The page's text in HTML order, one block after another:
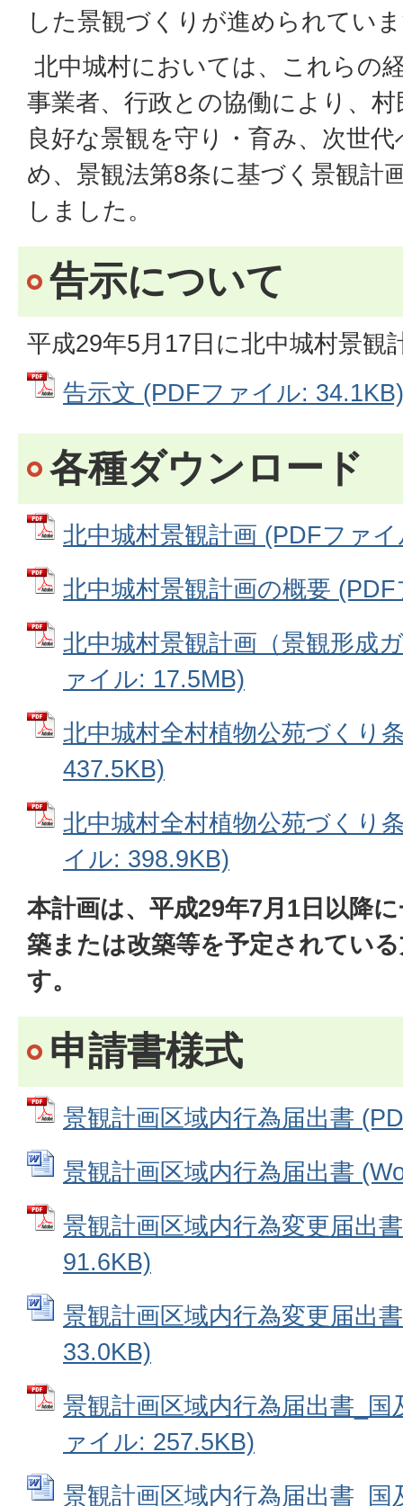
した景観づくりが進められてい
北中城村においては、これらの
事業者、行政との協働により、
良好な景観を守り・育み、次世
め、景観法第8条に基づく景観計
しました。
告示について
平成29年5月17日に北中城村景観
告示文 (PDFファイル: 34.1KB)
各種ダウンロード
北中城村景観計画 (PDFファ
北中城村景観計画の概要
北中城村景観計画（景観形成
ァイル: 17.5MB)
北中城村全村植物公苑づくり
437.5KB)
北中城村全村植物公苑づくり
イル: 398.9KB)
本計画は、平成29年7月1日以降
築または改築等を予定されてい
す。
申請書様式
景観計画区域内行為届出書
景観計画区域内行為届出書
景観計画区域内行為変更届出
91.6KB)
景観計画区域内行為変更届出
33.0KB)
景観計画区域内行為届出書_
ァイル: 257.5KB)
景観計画区域内行為届出書_